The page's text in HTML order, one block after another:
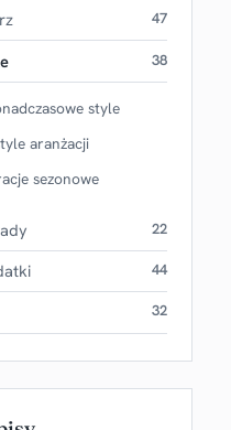
47
38
style
aranżacji
sezonowe
22
44
32